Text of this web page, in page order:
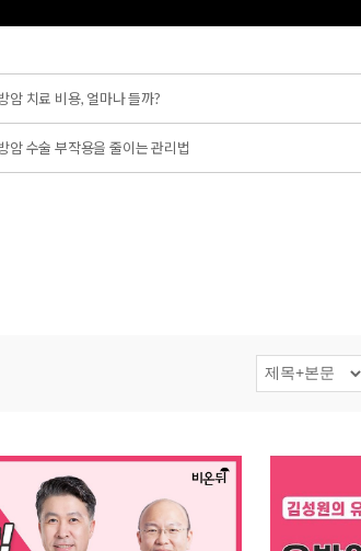
암 치료 비용, 얼마나 들까?
암 수술 부작용을 줄이는 관리법